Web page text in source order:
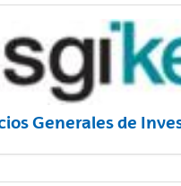
Generales de